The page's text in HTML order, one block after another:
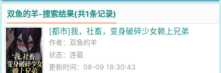
双鱼的羊-搜索结果(共1条记录)
[都市]我，社畜，变身破碎少女赖上兄弟
作者： 双鱼的羊
状态：连载
更新时间：08-09 18:30:43